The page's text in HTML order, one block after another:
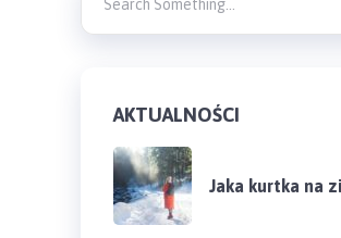
AKTUALNOŚCI
Jaka kurtka na